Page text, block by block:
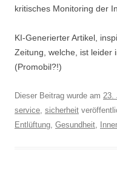
kritisches Monitoring der
KI-Generierter Artikel,
Zeitung, welche, ist leider
(Promobil?!)
Dieser Beitrag wurde am 23.
service, sicherheit
Entlüftung, Gesundheit,